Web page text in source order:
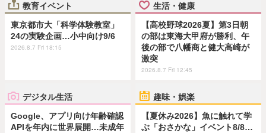
教育イベント
東京都市大「科学体験教室」
24の実験企画…小中向け9/6
2026.8.7 Fri 18:15
生活・健康
【高校野球2026夏】第3日朝
の部は東海大甲府が勝利、午
後の部で八幡商と健大高崎が
激突
2026.8.7 Fri 12:45
デジタル生活
Google、アプリ向け年齢確認
APIを年内に世界展開…未成年
趣味・娯楽
【夏休み2026】魚に触れて学
ぶ「おさかな」イベント8/8…